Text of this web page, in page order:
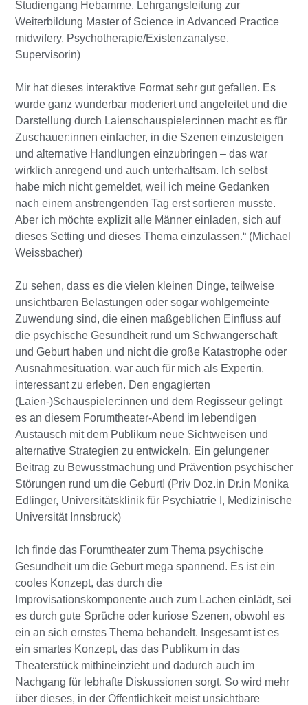
Studiengang Hebamme, Lehrgangsleitung zur
Weiterbildung Master of Science in Advanced Practice
midwifery, Psychotherapie/Existenzanalyse,
Supervisorin)
Mir hat dieses interaktive Format sehr gut gefallen. Es
wurde ganz wunderbar moderiert und angeleitet und die
Darstellung durch Laienschauspieler:innen macht es für
Zuschauer:innen einfacher, in die Szenen einzusteigen
und alternative Handlungen einzubringen – das war
wirklich anregend und auch unterhaltsam. Ich selbst
habe mich nicht gemeldet, weil ich meine Gedanken
nach einem anstrengenden Tag erst sortieren musste.
Aber ich möchte explizit alle Männer einladen, sich auf
dieses Setting und dieses Thema einzulassen.“ (Michael
Weissbacher)
Zu sehen, dass es die vielen kleinen Dinge, teilweise
unsichtbaren Belastungen oder sogar wohlgemeinte
Zuwendung sind, die einen maßgeblichen Einfluss auf
die psychische Gesundheit rund um Schwangerschaft
und Geburt haben und nicht die große Katastrophe oder
Ausnahmesituation, war auch für mich als Expertin,
interessant zu erleben. Den engagierten
(Laien-)Schauspieler:innen und dem Regisseur gelingt
es an diesem Forumtheater-Abend im lebendigen
Austausch mit dem Publikum neue Sichtweisen und
alternative Strategien zu entwickeln. Ein gelungener
Beitrag zu Bewusstmachung und Prävention psychischer
Störungen rund um die Geburt! (Priv Doz.in Dr.in Monika
Edlinger, Universitätsklinik für Psychiatrie I, Medizinische
Universität Innsbruck)
Ich finde das Forumtheater zum Thema psychische
Gesundheit um die Geburt mega spannend. Es ist ein
cooles Konzept, das durch die
Improvisationskomponente auch zum Lachen einlädt, sei
es durch gute Sprüche oder kuriose Szenen, obwohl es
ein an sich ernstes Thema behandelt. Insgesamt ist es
ein smartes Konzept, das das Publikum in das
Theaterstück mithineinzieht und dadurch auch im
Nachgang für lebhafte Diskussionen sorgt. So wird mehr
über dieses, in der Öffentlichkeit meist unsichtbare